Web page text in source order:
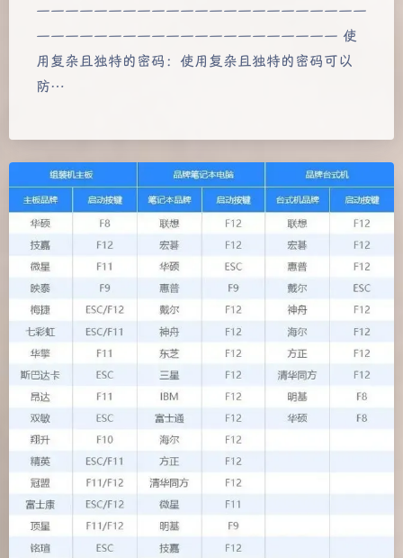
———————————————————————
————————————————————— 使
用复杂且独特的密码：使用复杂且独特的密码可以
防…